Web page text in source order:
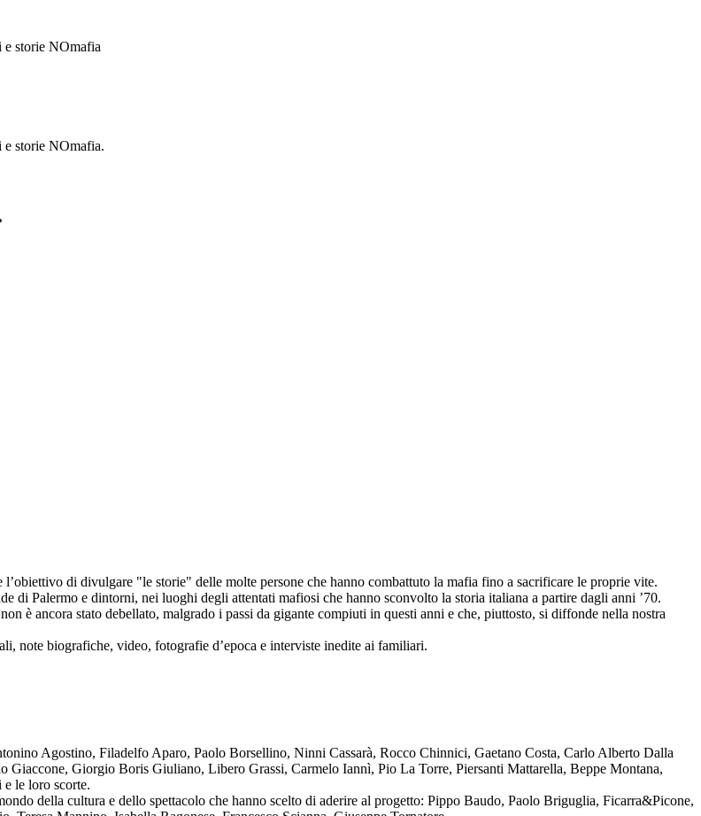
e storie NOmafia
e storie NOmafia.
di divulgare "le storie" delle molte persone che hanno combattuto la mafia fino a sacrificare le proprie vite.
di Palermo e dintorni, nei luoghi degli attentati mafiosi che hanno sconvolto la storia italiana a partire dagli anni ’70.
è ancora stato debellato, malgrado i passi da gigante compiuti in questi anni e che, piuttosto, si diffonde nella nostra
note biografiche, video, fotografie d’epoca e interviste inedite ai familiari.
Agostino, Filadelfo Aparo, Paolo Borsellino, Ninni Cassarà, Rocco Chinnici, Gaetano Costa, Carlo Alberto Dalla
Giaccone, Giorgio Boris Giuliano, Libero Grassi, Carmelo Iannì, Pio La Torre, Piersanti Mattarella, Beppe Montana,
le loro scorte.
della cultura e dello spettacolo che hanno scelto di aderire al progetto: Pippo Baudo, Paolo Briguglia, Ficarra&Picone,